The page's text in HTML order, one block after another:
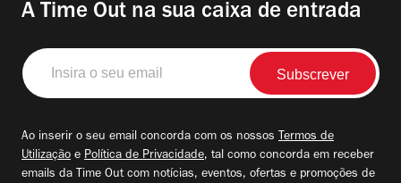
A Time Out na sua caixa de entrada
Insira
o
seu
Ao inserir o seu email concorda com os nossos Termos de
Utilização e Política de Privacidade, tal como concorda em receber
emails da Time Out com notícias, eventos, ofertas e promoções de